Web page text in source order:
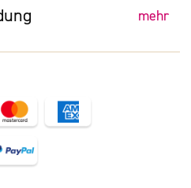
mehr